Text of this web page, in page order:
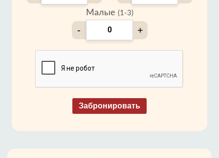
Малые (1-3)
- +
Забронировать